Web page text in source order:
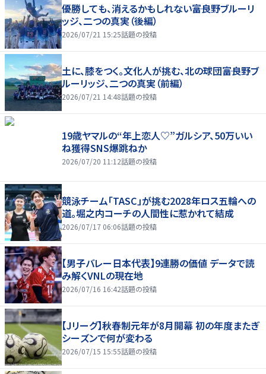
優勝しても、消えるかもしれない――富良野ブルーリ
ッジ、二つの真実（後編）
2026/07/21 15:25話題の投稿
土に、膝をつく。文化人が挑む、北の球団――富良野ブ
ルーリッジ、二つの真実（前編）
2026/07/21 14:48話題の投稿
19歳ヤマルの“年上恋人♡”ガルシア、50万いい
ね獲得SNS爆跳ねか
2026/07/20 11:12話題の投稿
競泳チーム「TASC」が挑む2028年ロス五輪への
道。堀之内コーチの人間性に惹かれて結成
2026/07/17 06:06話題の投稿
【男子バレー日本代表】9連勝の価値 データで読
み解くVNLの現在地
2026/07/16 16:42話題の投稿
【Jリーグ】秋春制元年が8月開幕 初の年度またぎ
シーズンで何が変わる
2026/07/15 15:55話題の投稿